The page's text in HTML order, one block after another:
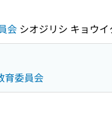
会 シオジリシ キョウ
育委員会